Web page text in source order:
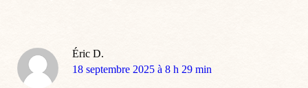
Éric D.
dit
18 septembre 2025 à 8 h 29 min